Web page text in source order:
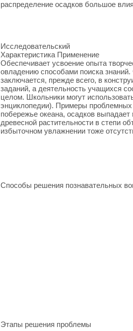
распределение осадков большое
Исследовательский
Характеристика Применение
Обеспечивает усвоение опыта
овладению способами поиска
заключается, прежде всего, в
заданий, а деятельность учащихся
целом. Школьники могут
энциклопедии). Примеры
побережье океана, осадков
древесной растительности в степи
избыточном увлажнении тоже
Способы решения познавательных
Этапы решения проблемы